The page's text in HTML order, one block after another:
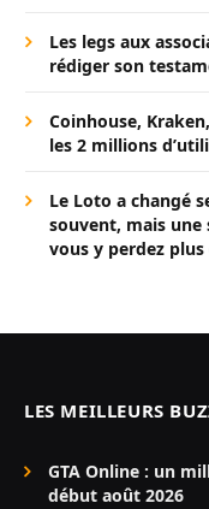
Les legs aux
rédiger son
Coinhouse,
les 2 millions
Le Loto a changé
souvent, mais
vous y perdez plus
LES MEILLEURS
GTA Online : un
début août 2026